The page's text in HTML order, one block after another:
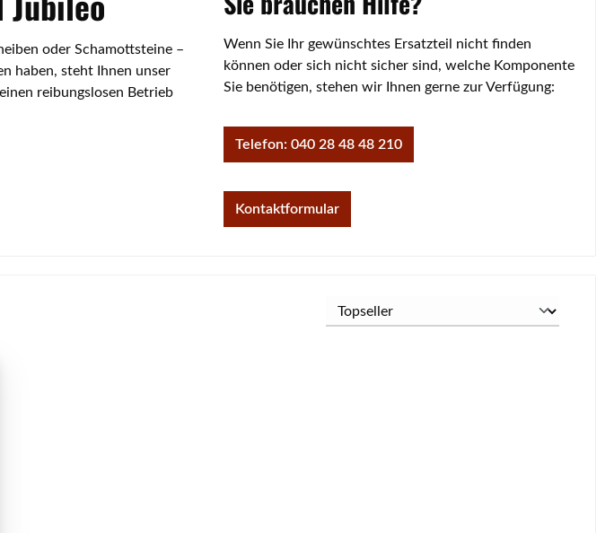
oder Schamottsteine –
haben, steht Ihnen unser
reibungslosen Betrieb
Wenn Sie Ihr gewünschtes Ersatzteil nicht finden
können oder sich nicht sicher sind, welche Komponente
Sie benötigen, stehen wir Ihnen gerne zur Verfügung:
Telefon: 040 28 48 48 210
Kontaktformular